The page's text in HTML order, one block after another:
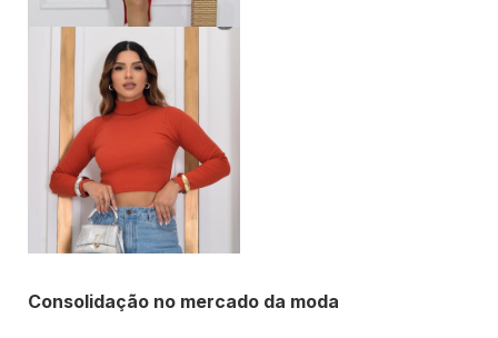
Consolidação no mercado da moda